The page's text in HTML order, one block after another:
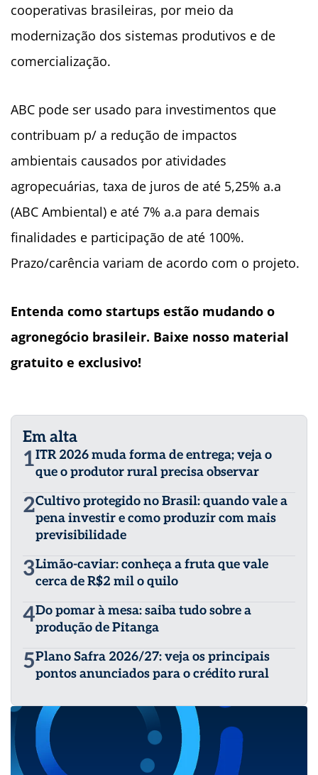
cooperativas brasileiras, por meio da
modernização dos sistemas produtivos e de
comercialização.
ABC pode ser usado para investimentos que
contribuam p/ a redução de impactos
ambientais causados por atividades
agropecuárias, taxa de juros de até 5,25% a.a
(ABC Ambiental) e até 7% a.a para demais
finalidades e participação de até 100%.
Prazo/carência variam de acordo com o projeto.
Entenda como startups estão mudando o
agronegócio brasileir. Baixe nosso material
gratuito e exclusivo!
Em alta
1ITR 2026 muda forma de entrega; veja o
que o produtor rural precisa observar
2Cultivo protegido no Brasil: quando vale a
pena investir e como produzir com mais
previsibilidade
3Limão-caviar: conheça a fruta que vale
cerca de R$2 mil o quilo
4Do pomar à mesa: saiba tudo sobre a
produção de Pitanga
5Plano Safra 2026/27: veja os principais
pontos anunciados para o crédito rural